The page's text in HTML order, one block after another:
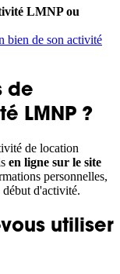
LMNP ou
bien de son activité
de
LMNP ?
de location
en ligne sur le site
personnelles,
début d'activité.
utiliser